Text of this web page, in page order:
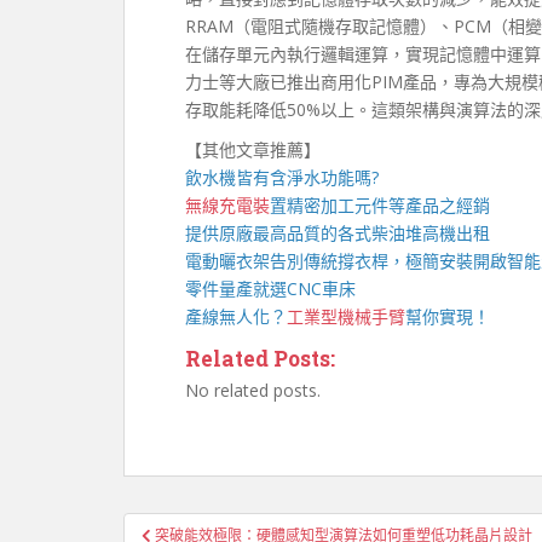
RRAM（電阻式隨機存取記憶體）、PCM（相
在儲存單元內執行邏輯運算，實現記憶體中運
力士等大廠已推出商用化PIM產品，專為大規
存取能耗降低50%以上。這類架構與演算法的
【其他文章推薦】
飲水機皆有含淨水功能嗎?
無線充電裝置精密加工元件等產品之經銷
提供原廠最高品質的各式柴油堆高機出租
電動曬衣架告別傳統撐衣桿，極簡安裝開啟智
零件量產就選CNC車床
產線無人化？ 工業型機械手臂幫你實現！
Related Posts:
No related posts.
文突破能效極限：硬體感知型演算法如何重塑低功耗晶片設計